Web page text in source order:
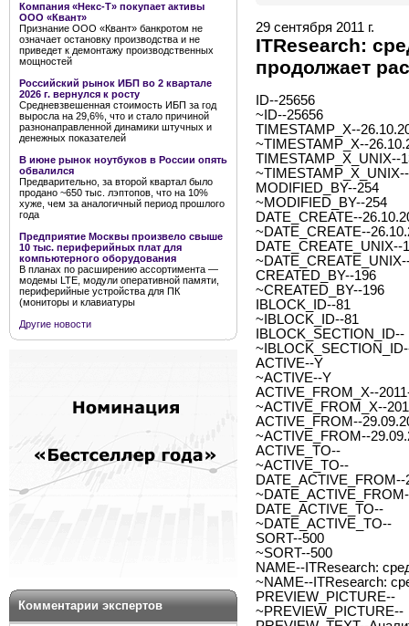
Компания «Некс-Т» покупает активы
ООО «Квант»
Признание ООО «Квант» банкротом не
означает остановку производства и не
приведет к демонтажу производственных
мощностей
Российский рынок ИБП во 2 квартале
2026 г. вернулся к росту
Средневзвешенная стоимость ИБП за год
выросла на 29,6%, что и стало причиной
разнонаправленной динамики штучных и
денежных показателей
В июне рынок ноутбуков в России опять
обвалился
Предварительно, за второй квартал было
продано ~650 тыс. лэптопов, что на 10%
хуже, чем за аналогичный период прошлого
года
Предприятие Москвы произвело свыше
10 тыс. периферийных плат для
компьютерного оборудования
В планах по расширению ассортимента —
модемы LTE, модули оперативной памяти,
периферийные устройства для ПК
(мониторы и клавиатуры
Другие новости
Комментарии экспертов
29 сентября 2011 г.
ITResearch:
продолжает
ID--25656
~ID--25656
TIMESTAMP_X--
~TIMESTAMP_X--
TIMESTAMP_X_UNIX--
MODIFIED_BY--254
~MODIFIED_BY--254
DATE_CREATE--
~DATE_CREATE--
DATE_CREATE_UNIX--
CREATED_BY--196
~CREATED_BY--196
IBLOCK_ID--81
~IBLOCK_ID--81
IBLOCK_SECTION_ID--
ACTIVE--Y
~ACTIVE--Y
ACTIVE_FROM_X--
~ACTIVE_FROM_X--
ACTIVE_FROM--
~ACTIVE_FROM--
ACTIVE_TO--
~ACTIVE_TO--
DATE_ACTIVE_FROM--
DATE_ACTIVE_TO--
~DATE_ACTIVE_TO--
SORT--500
~SORT--500
NAME--ITResearch:
~NAME--ITResearch:
PREVIEW_PICTURE--
~PREVIEW_PICTURE--